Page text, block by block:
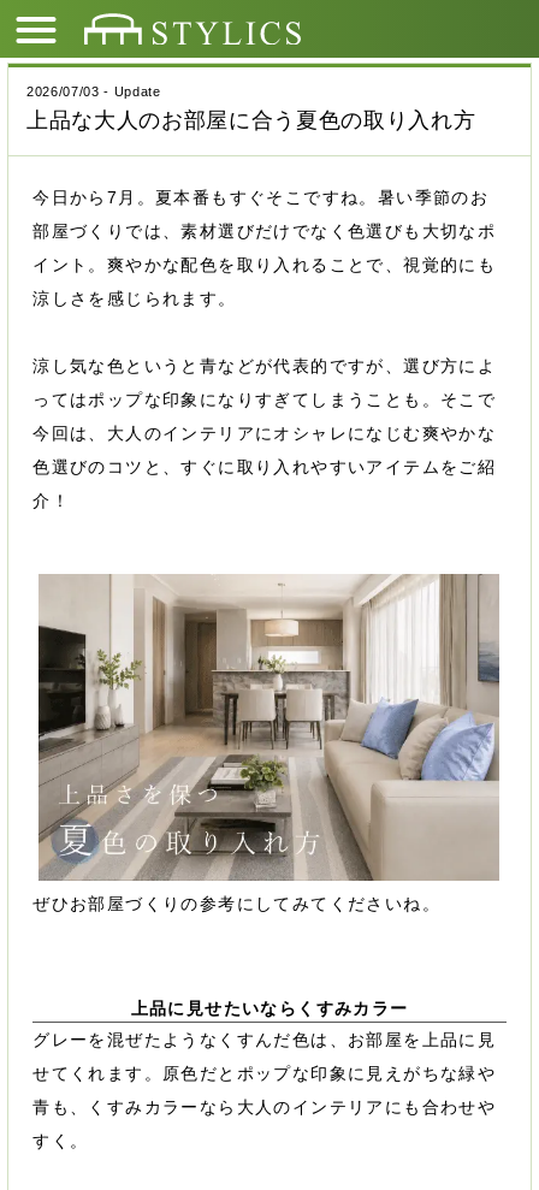
2026/07/03 - Update
上品な大人のお部屋に合う夏色の取り入れ方
今日から7月。夏本番もすぐそこですね。暑い季節のお
部屋づくりでは、素材選びだけでなく色選びも大切なポ
イント。爽やかな配色を取り入れることで、視覚的にも
涼しさを感じられます。
涼し気な色というと青などが代表的ですが、選び方によ
ってはポップな印象になりすぎてしまうことも。そこで
今回は、大人のインテリアにオシャレになじむ爽やかな
色選びのコツと、すぐに取り入れやすいアイテムをご紹
介！
ぜひお部屋づくりの参考にしてみてくださいね。
上品に見せたいならくすみカラー
グレーを混ぜたようなくすんだ色は、お部屋を上品に見
せてくれます。原色だとポップな印象に見えがちな緑や
青も、くすみカラーなら大人のインテリアにも合わせや
すく。